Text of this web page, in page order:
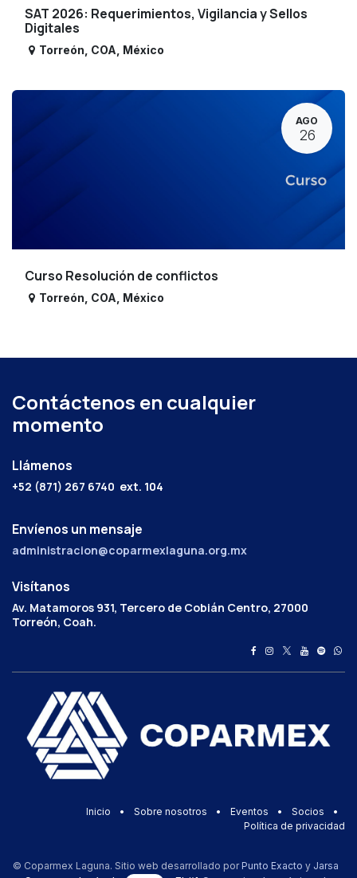
SAT 2026: Requerimientos, Vigilancia y Sellos
Digitales
Torreón COA México
AGO
26
Curso Resolución de conflictos
Torreón COA México
Contáctenos en cualquier
momento
Llámenos
+52 (871) 267 6740 ext. 104
Envíenos un mensaje
administracion@coparmexlaguna.org.mx
Visítanos
Av. Matamoros 931, Tercero de Cobián Centro, 27000
Torreón, Coah.
Inicio • Sobre nosotros • Eventos • Socios
•
Política de privacidad
© Coparmex Laguna. Sitio web desarrollado por Punto Exacto y Jarsa